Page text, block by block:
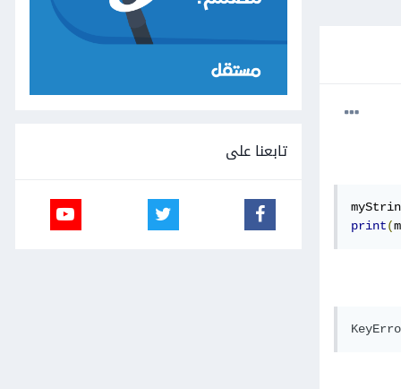
print(
تابعنا على